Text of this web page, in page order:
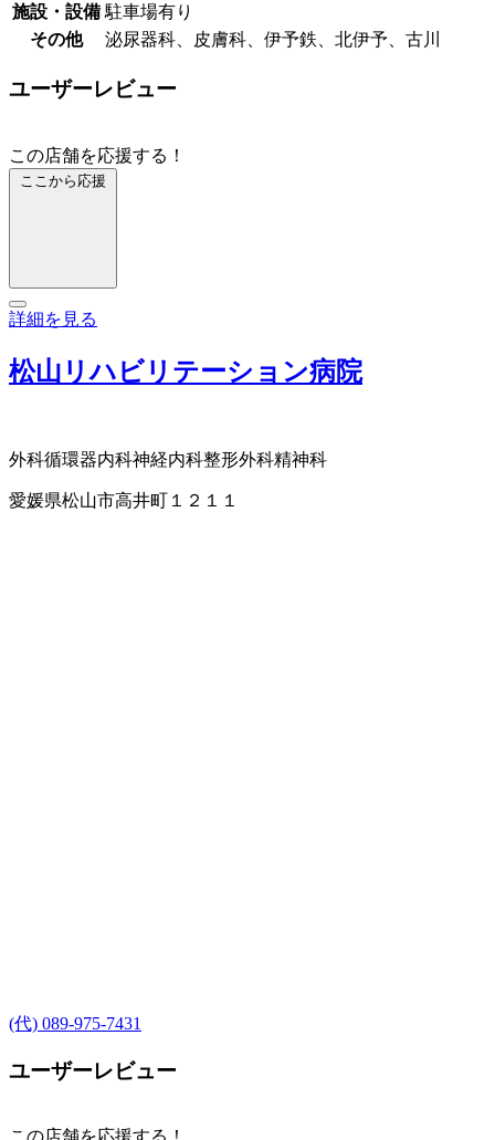
施設・設備 駐車場有り
その他
泌尿器科、皮膚科、伊予鉄、北伊予、古川
ユーザーレビュー
この店舗を応援する！
ここから応援
詳細を見る
松山リハビリテーション病院
外科循環器内科神経内科整形外科精神科
愛媛県松山市高井町１２１１
(代) 089-975-7431
ユーザーレビュー